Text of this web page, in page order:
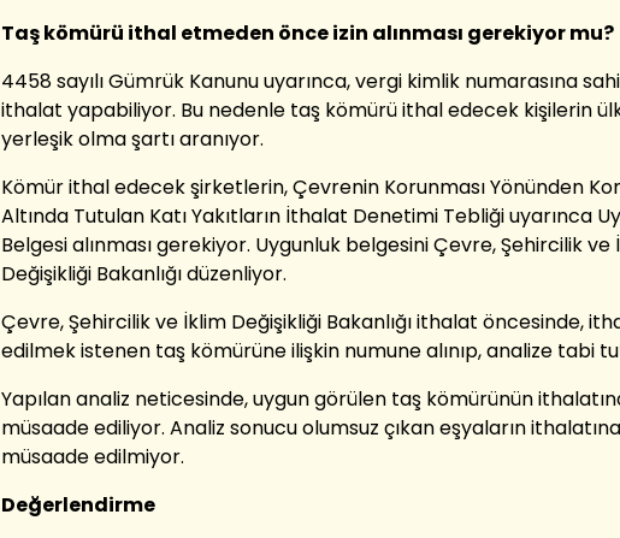
Taş kömürü ithal etmeden önce izin alınması gerekiyor mu?
4458 sayılı Gümrük Kanunu uyarınca, vergi kimlik numarasına
ithalat yapabiliyor. Bu nedenle taş kömürü ithal edecek kişilerin
yerleşikolma şartı aranıyor.
Kömür ithaledecek şirketlerin,Çevrenin KorunmasıYönünden K
Altında Tutulan KatıYakıtların İthalat Denetimi Tebliğiuyarınca
Belgesi alınması gerekiyor. Uygunluk belgesiniÇevre, Şehircilik ve
Değişikliği Bakanlığıdüzenliyor.
Çevre, Şehircilik ve İklim Değişikliği Bakanlığıithalat öncesinde,
edilmek istenen taş kömürüne ilişkin numune alınıp, analize tabi
Yapılan analiz neticesinde,uygungörülen taş kömürünün
müsaade ediliyor. Analiz sonucu olumsuz çıkan eşyaların ithalatına
müsaade edilmiyor.
Değerlendirme